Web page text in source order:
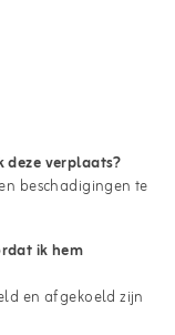
verplaats?
beschadigingen te
ik hem
en afgekoeld zijn